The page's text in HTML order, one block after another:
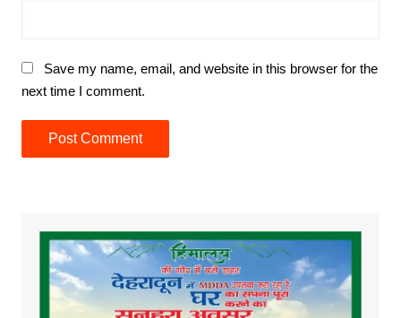
Save my name, email, and website in this browser for the
next time I comment.